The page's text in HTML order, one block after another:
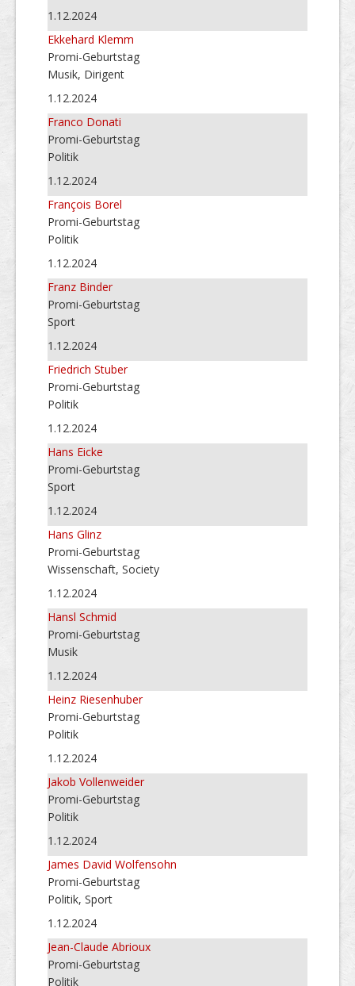
1.12.2024
Ekkehard Klemm
Promi-Geburtstag
Musik, Dirigent
1.12.2024
Franco Donati
Promi-Geburtstag
Politik
1.12.2024
François Borel
Promi-Geburtstag
Politik
1.12.2024
Franz Binder
Promi-Geburtstag
Sport
1.12.2024
Friedrich Stuber
Promi-Geburtstag
Politik
1.12.2024
Hans Eicke
Promi-Geburtstag
Sport
1.12.2024
Hans Glinz
Promi-Geburtstag
Wissenschaft, Society
1.12.2024
Hansl Schmid
Promi-Geburtstag
Musik
1.12.2024
Heinz Riesenhuber
Promi-Geburtstag
Politik
1.12.2024
Jakob Vollenweider
Promi-Geburtstag
Politik
1.12.2024
James David Wolfensohn
Promi-Geburtstag
Politik, Sport
1.12.2024
Jean-Claude Abrioux
Promi-Geburtstag
Politik